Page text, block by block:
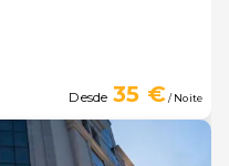
Desde 35 €/ Noite